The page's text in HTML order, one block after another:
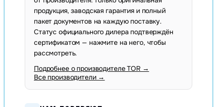
продукция, заводская гарантия и полный
пакет документов на каждую поставку.
Статус официального дилера подтверждён
сертификатом — нажмите на него, чтобы
рассмотреть.
Подробнее о производителе TOR →
Все производители →